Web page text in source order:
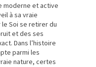
moderne et active
à sa vraie
Soi se retirer du
et des ses
Dans l’histoire
parmi les
nature, certes